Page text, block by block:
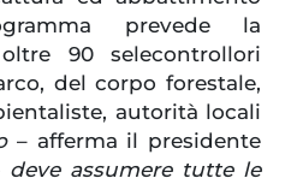
prevede la
90 selecontrollori
del corpo forestale,
autorità locali
– afferma il presidente
deve assumere tutte le